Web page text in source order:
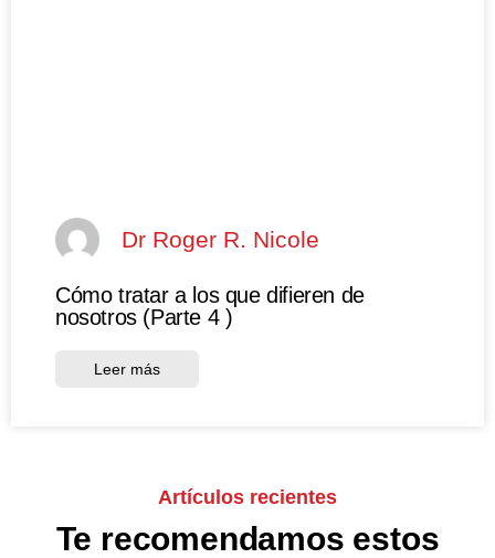
Dr Roger R. Nicole
Cómo tratar a los que difieren de
nosotros (Parte 4 )
Leer más
Artículos recientes
Te recomendamos estos